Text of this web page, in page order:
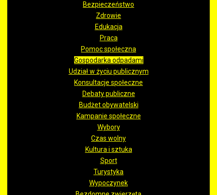
Bezpieczeństwo
Zdrowie
Edukacja
Praca
Pomoc społeczna
Gospodarka odpadami
Udział w życiu publicznym
Konsultacje społeczne
Debaty publiczne
Budżet obywatelski
Kampanie społeczne
Wybory
Czas wolny
Kultura i sztuka
Sport
Turystyka
Wypoczynek